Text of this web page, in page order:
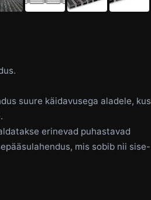
suure käidavusega aladele, kus
erinevad puhastavad
mis sobib nii sise-